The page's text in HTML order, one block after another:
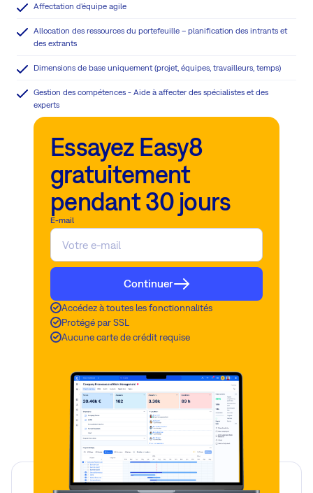
Affectation d'équipe agile
Allocation des ressources du portefeuille – planification des intrants et
des extrants
Dimensions de base uniquement (projet, équipes, travailleurs, temps)
Gestion des compétences - Aide à affecter des spécialistes et des
experts
Essayez Easy8
gratuitement
pendant 30 jours
E-mail
Continuer
Accédez à toutes les fonctionnalités
Protégé par SSL
Aucune carte de crédit requise